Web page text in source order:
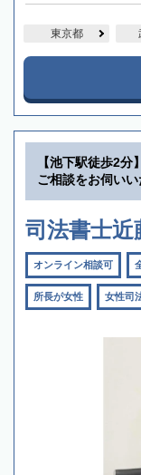
東京都
【池下駅徒歩2
ご相談をお伺い
司法書士近
オンライン相談可
所長が女性 女性司